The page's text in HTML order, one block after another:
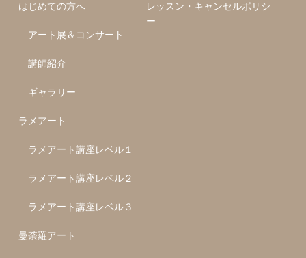
はじめての方へ
アート展＆コンサート
講師紹介
ギャラリー
ラメアート
ラメアート講座レベル１
ラメアート講座レベル２
ラメアート講座レベル３
曼荼羅アート
レッスン・キャンセルポリシ
ー